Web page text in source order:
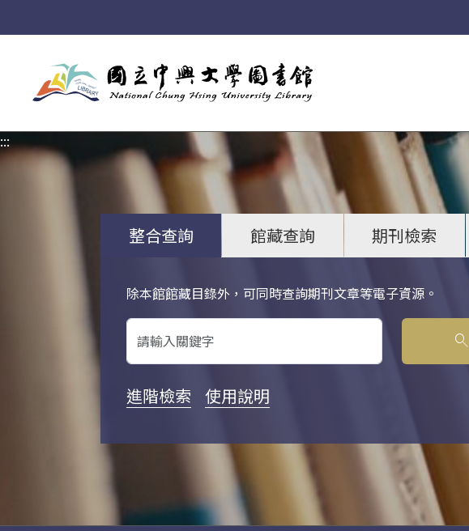
:::
整合查詢 館藏查詢 期刊檢索
除本館館藏目錄外，可同時查詢期刊文章等電子資源。
關鍵字搜尋
search
進階檢索 使用說明